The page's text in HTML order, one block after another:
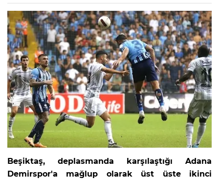
Beşiktaş, deplasmanda karşılaştığı Adana
Demirspor'a mağlup olarak üst üste ikinci